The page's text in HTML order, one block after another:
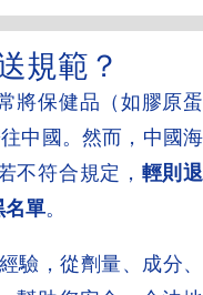
規範？
將保健品（如膠原蛋
中國。然而，中國海
不符合規定， 輕則退
名單。
驗，從劑量、成分、